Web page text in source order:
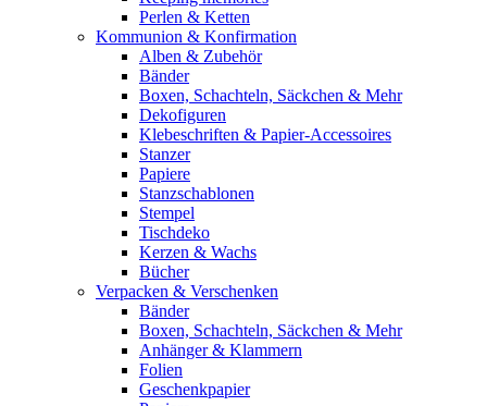
Perlen & Ketten
Kommunion & Konfirmation
Alben & Zubehör
Bänder
Boxen, Schachteln, Säckchen & Mehr
Dekofiguren
Klebeschriften & Papier-Accessoires
Stanzer
Papiere
Stanzschablonen
Stempel
Tischdeko
Kerzen & Wachs
Bücher
Verpacken & Verschenken
Bänder
Boxen, Schachteln, Säckchen & Mehr
Anhänger & Klammern
Folien
Geschenkpapier